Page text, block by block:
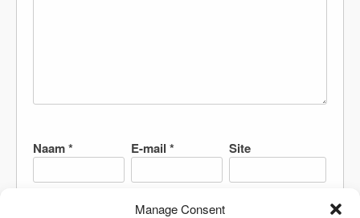
Manage Consent
Naam* E-mail * Site